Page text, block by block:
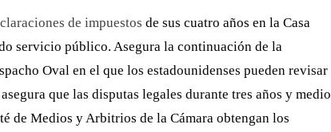
de impuestos de sus cuatro años en la Casa
servicio público. Asegura la continuación de la
Oval en el que los estadounidenses pueden revisar
que las disputas legales durante tres años y medio
de Medios y Arbitrios de la Cámara obtengan los